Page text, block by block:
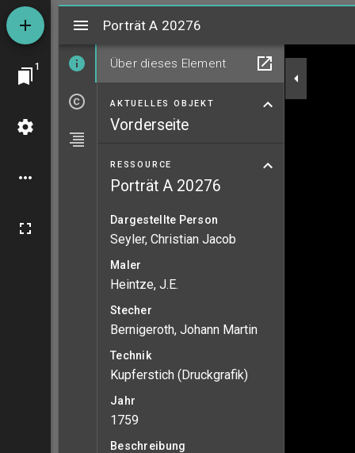
1
MiradorPorträt A 20276
Über dieses Element
AKTUELLES OBJEKT
Vorderseite
RESSOURCE
Porträt A 20276
Dargestellte Person
Seyler, Christian Jacob
Maler
Heintze, J.E.
Stecher
Bernigeroth, Johann Martin
Technik
Kupferstich (Druckgrafik)
Jahr
1759
Beschreibung
Porträt A 20276